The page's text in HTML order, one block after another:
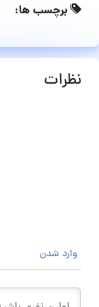
برچسب ها:
نظرات
وارد شدن